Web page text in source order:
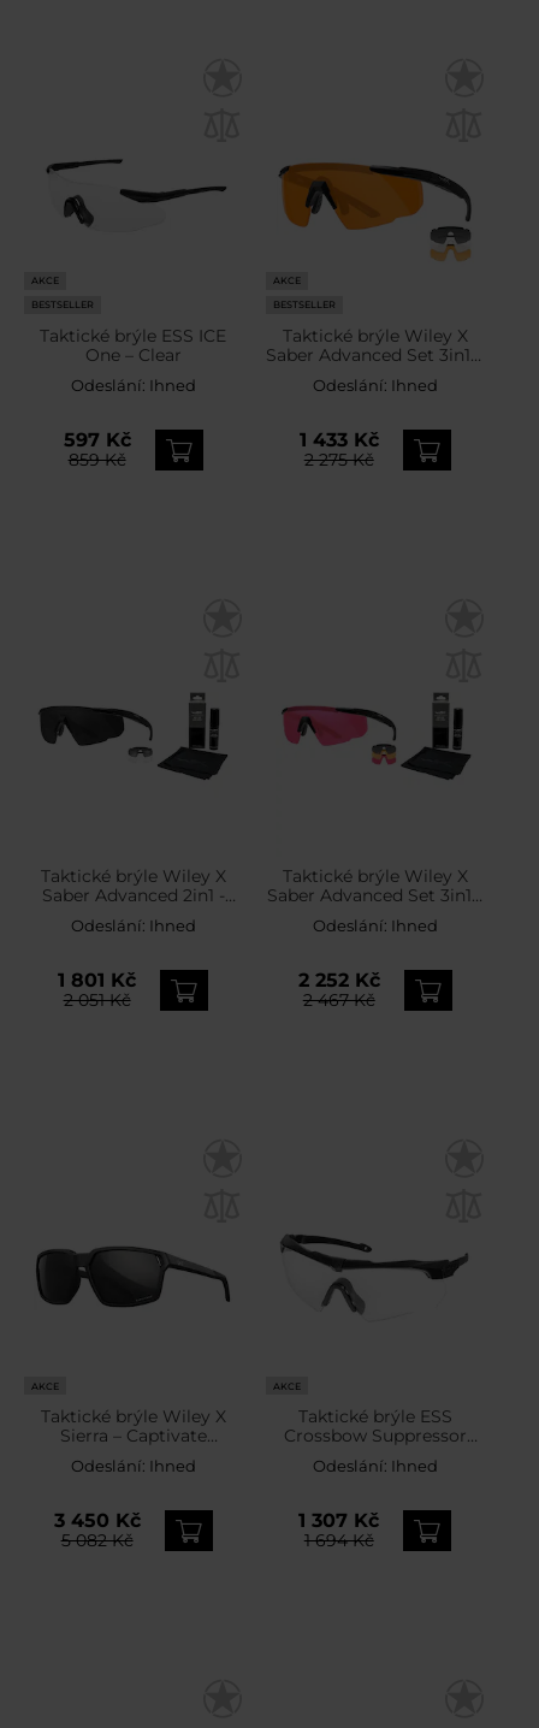
AKCE
BESTSELLER
Taktické brýle ESS ICE
One – Clear
Odeslání: Ihned
597 Kč
859 Kč
AKCE
BESTSELLER
Taktické brýle Wiley X
Saber Advanced Set 3in1 –
Matte Black
Odeslání: Ihned
1 433 Kč
2 275 Kč
Taktické brýle Wiley X
Saber Advanced 2in1 -
Grey/Clear/Matte Black +
Anti-Fog Cleaner Kit -
Odeslání: Ihned
1 801 Kč
2 051 Kč
Taktické brýle Wiley X
Saber Advanced Set 3in1 -
Smoke/Rust/Vermillion/M
atte Black + Anti-Fog
Odeslání: Ihned
2 252 Kč
2 467 Kč
AKCE
Taktické brýle Wiley X
Sierra – Captivate
Polarized Black Mirror /
Matte Black
Odeslání: Ihned
3 450 Kč
5 082 Kč
AKCE
Taktické brýle ESS
Crossbow Suppressor
One – Clear
Odeslání: Ihned
1 307 Kč
1 694 Kč